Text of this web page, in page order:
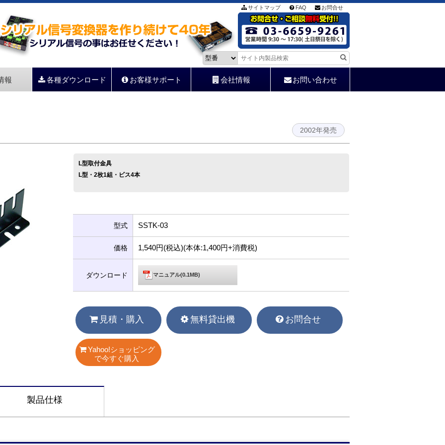
サイトマップ FAQ お問合せ
報 各種ダウンロード お客様サポート 会社情報 お問い合わせ
2002年発売
L型取付金具
L型・2枚1組・ビス4本
型式 SSTK-03
価格 1,540円(税込)(本体:1,400円+消費税)
ダウンロード マニュアル(0.1MB)
見積・購入 無料貸出機 お問合せ
Yahoo!ショッピング
で今すぐ購入
製品仕様